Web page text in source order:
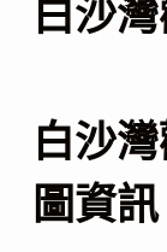
白沙
白沙
圖資訊